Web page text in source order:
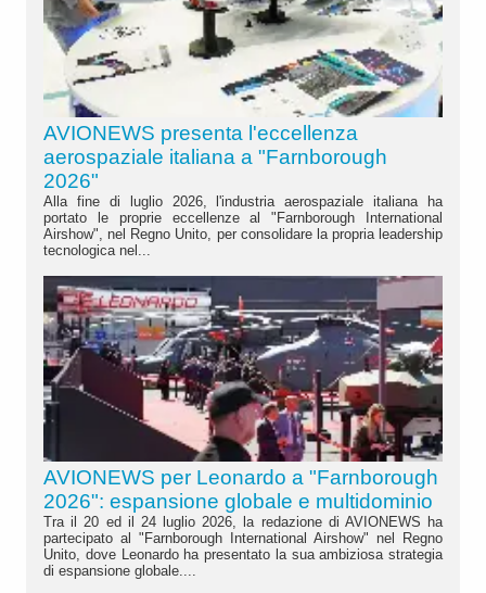
AVIONEWS presenta l'eccellenza
aerospaziale italiana a "Farnborough
2026"
Alla fine di luglio 2026, l'industria aerospaziale italiana ha
portato le proprie eccellenze al "Farnborough International
Airshow", nel Regno Unito, per consolidare la propria leadership
tecnologica nel...
AVIONEWS per Leonardo a "Farnborough
2026": espansione globale e multidominio
Tra il 20 ed il 24 luglio 2026, la redazione di AVIONEWS ha
partecipato al "Farnborough International Airshow" nel Regno
Unito, dove Leonardo ha presentato la sua ambiziosa strategia
di espansione globale....